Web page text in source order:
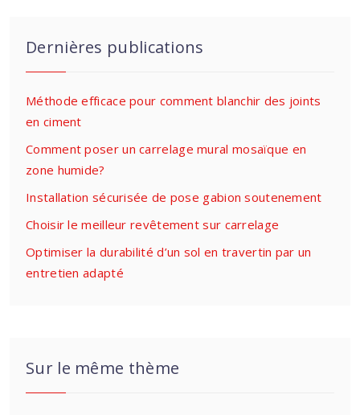
Dernières publications
Méthode efficace pour comment blanchir des joints
en ciment
Comment poser un carrelage mural mosaïque en
zone humide?
Installation sécurisée de pose gabion soutenement
Choisir le meilleur revêtement sur carrelage
Optimiser la durabilité d’un sol en travertin par un
entretien adapté
Sur le même thème